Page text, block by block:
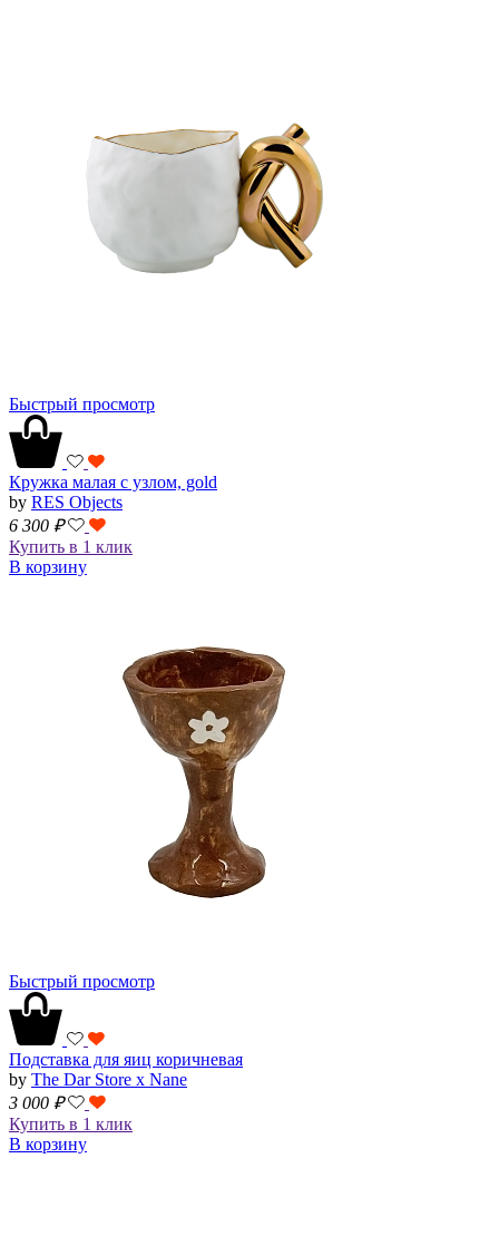
Быстрый просмотр
Кружка малая с узлом, gold
by RES Objects
6 300 ₽
Купить в 1 клик
В корзину
Быстрый просмотр
Подставка для яиц коричневая
by The Dar Store x Nane
3 000 ₽
Купить в 1 клик
В корзину